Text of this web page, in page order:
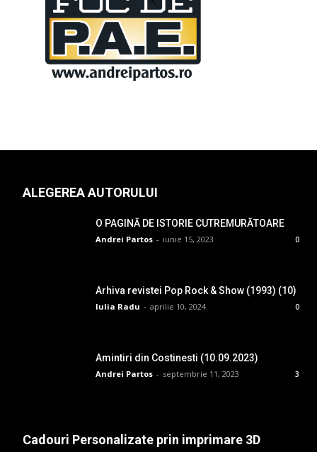
ALEGEREA AUTORULUI
O PAGINĂ DE ISTORIE CUTREMURĂTOARE
Andrei Partos - iunie 15, 2023 0
Arhiva revistei Pop Rock & Show (1993) (10)
Iulia Radu - aprilie 10, 2024 0
Amintiri din Costinesti (10.09.2023)
Andrei Partos - septembrie 11, 2023 3
Cadouri Personalizate prin imprimare 3D